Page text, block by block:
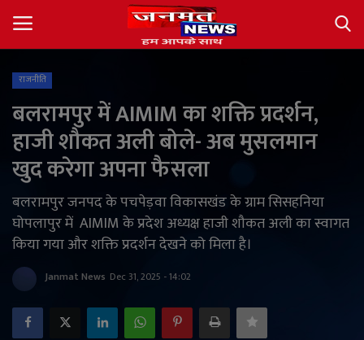
About
Contact
देश
अंतर्राष्ट्रीय
राज्य
राजनीति
बलरामपुर में AIMIM का शक्ति प्रदर्शन,
हाजी शौकत अली बोले- अब मुसलमान
खुद करेगा अपना फैसला
बलरामपुर जनपद के पचपेड़वा विकासखंड के ग्राम सिसहनिया
घोपलापुर में AIMIM के प्रदेश अध्यक्ष हाजी शौकत अली का स्वागत
किया गया और शक्ति प्रदर्शन देखने को मिला है।
Janmat News Dec 31, 2025 - 14:02